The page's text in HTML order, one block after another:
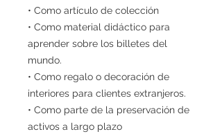
• Como artículo de colección
• Como material didáctico para
aprender sobre los billetes del
mundo.
• Como regalo o decoración de
interiores para clientes extranjeros.
• Como parte de la preservación de
activos a largo plazo